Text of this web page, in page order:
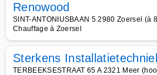
Renowood
SINT-ANTONIUSBAAN 5 2980 Zoersel (à
Chauffage à Zoersel
Sterkens
TERBEEKSESTRAAT 65 A 2321 Meer